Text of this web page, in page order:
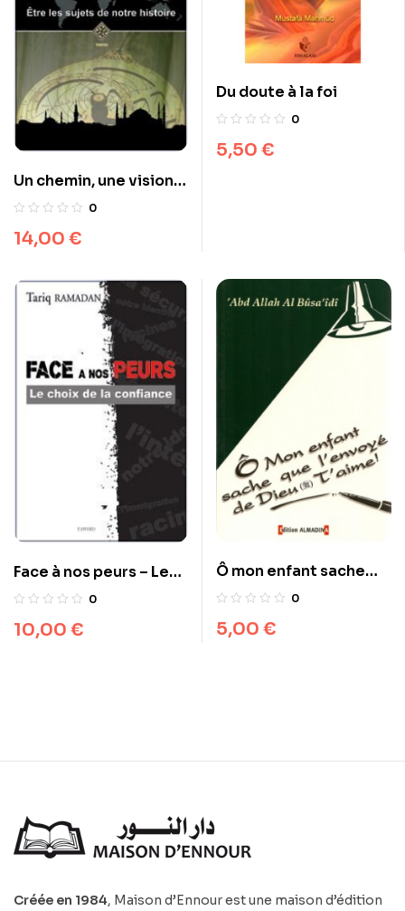
Un chemin, une vision –
être les sujets de
0
14,00 €
Du doute à la foi
0
5,50 €
Face à nos peurs – Le
choix de la confiance
0
10,00 €
Ô mon enfant sache
que l’envoyé de Dieu
0
5,00 €
Créée en 1984, Maison d’Ennour est une maison d’édition